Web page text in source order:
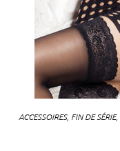
ACCESSOIRES, FIN DE SÉRIE,